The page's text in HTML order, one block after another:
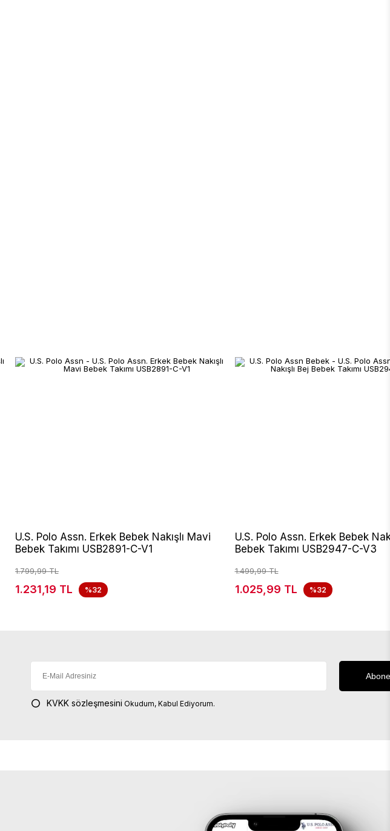
U.S. Polo Assn. Erkek Bebek Nakışlı Mavi
Bebek Takımı USB2891-C-V1
1.799,99 TL
1.231,19 TL %32
U.S. Polo Assn. Erkek Bebek
Bebek Takımı USB2947-C-V3
1.499,99 TL
1.025,99 TL %32
KVKK sözleşmesini Okudum, Kabul Ediyorum.